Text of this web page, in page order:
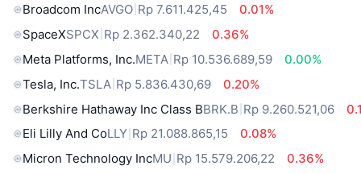
Broadcom IncAVGO Rp 7.611.425,45
0.01%
SpaceXSPCX Rp 2.362.340,22
0.36%
Meta Platforms, Inc.META Rp 10.536.689,59
0.00%
Tesla, Inc.TSLA Rp 5.836.430,69
0.20%
Berkshire Hathaway Inc Class BBRK.B Rp 9.260.521,06
Eli Lilly And CoLLY Rp 21.088.865,15
0.08%
Micron Technology IncMU Rp 15.579.206,22
0.36%